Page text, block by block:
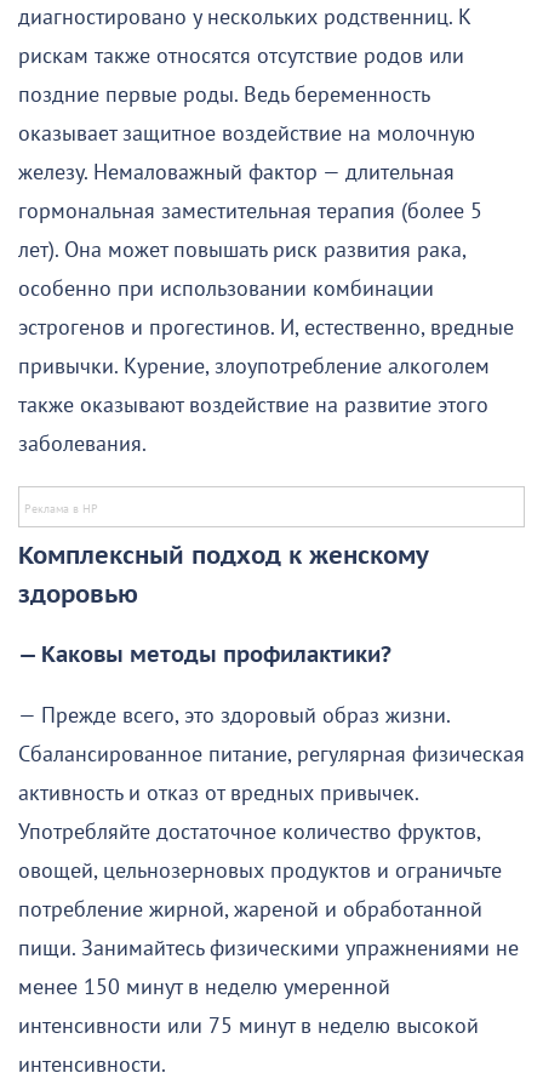
диагностировано у нескольких родственниц. К
рискам также относятся отсутствие родов или
поздние первые роды. Ведь беременность
оказывает защитное воздействие на молочную
железу. Немаловажный фактор — длительная
гормональная заместительная терапия (более 5
лет). Она может повышать риск развития рака,
особенно при использовании комбинации
эстрогенов и прогестинов. И, естественно, вредные
привычки. Курение, злоупотребление алкоголем
также оказывают воздействие на развитие этого
заболевания.
Комплексный подход к женскому
здоровью
— Каковы методы профилактики?
— Прежде всего, это здоровый образ жизни.
Сбалансированное питание, регулярная физическая
активность и отказ от вредных привычек.
Употребляйте достаточное количество фруктов,
овощей, цельнозерновых продуктов и ограничьте
потребление жирной, жареной и обработанной
пищи. Занимайтесь физическими упражнениями не
менее 150 минут в неделю умеренной
интенсивности или 75 минут в неделю высокой
интенсивности.